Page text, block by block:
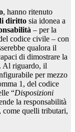
, hanno ritenuto
diritto sia idonea a
– per la
codice civile – con
qualora il
di dimostrare la
Al riguardo, il
per mezzo
1, del codice
“Disposizioni
la responsabilità
come quelli tributari,